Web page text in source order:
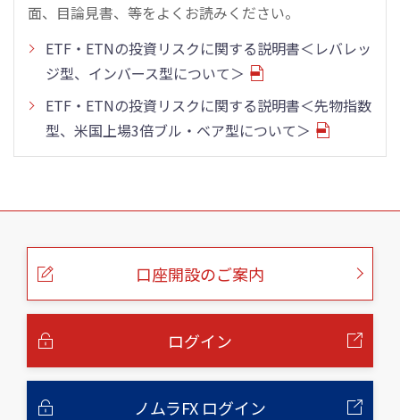
面、目論見書、等をよくお読みください。
ETF・ETNの投資リスクに関する説明書＜レバレッ
ジ型、インバース型について＞
ETF・ETNの投資リスクに関する説明書＜先物指数
型、米国上場3倍ブル・ベア型について＞
こ
口座開設のご案内
ログイン
ノムラFX ログイン